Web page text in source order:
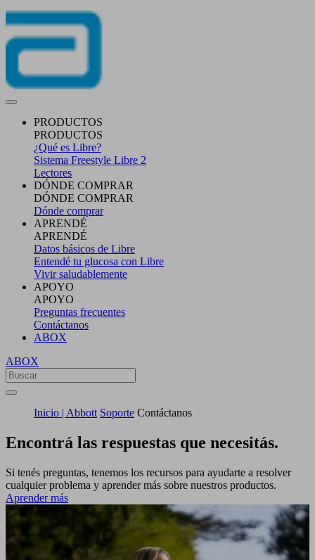
PRODUCTOS
PRODUCTOS
¿Qué es Libre?
Sistema Freestyle Libre 2
Lectores
DÓNDE COMPRAR
DÓNDE COMPRAR
Dónde comprar
APRENDÉ
APRENDÉ
Datos básicos de Libre
Entendé tu glucosa con Libre
Vivir saludablemente
APOYO
APOYO
Preguntas frecuentes
Contáctanos
ABOX
ABOX
Inicio | Abbott Soporte Contáctanos
Encontrá las respuestas que necesitás.
Si tenés preguntas, tenemos los recursos para ayudarte a resolver
cualquier problema y aprender más sobre nuestros productos.
Aprender más